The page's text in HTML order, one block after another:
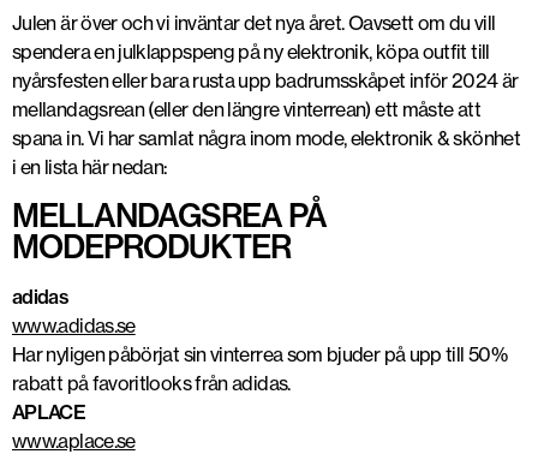
Julen är över och vi inväntar det nya året. Oavsett om du vill
spendera en julklappspeng på ny elektronik, köpa outfit till
nyårsfesten eller bara rusta upp badrumsskåpet inför 2024 är
mellandagsrean (eller den längre vinterrean) ett måste att
spana in. Vi har samlat några inom mode, elektronik & skönhet
i en lista här nedan:
MELLANDAGSREA PÅ
MODEPRODUKTER
adidas
www.adidas.se
Har nyligen påbörjat sin vinterrea som bjuder på upp till 50%
rabatt på favoritlooks från adidas.
APLACE
www.aplace.se